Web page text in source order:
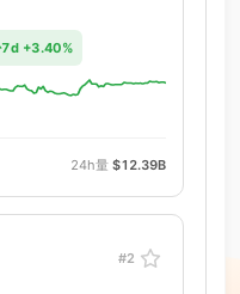
7d +3.40%
24h量 $12.39B
#2